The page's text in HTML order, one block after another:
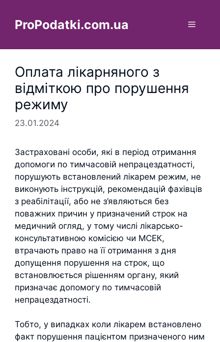
вмістуProPodatki.com.ua Меню
Оплата лікарняного з
відміткою про порушення
режиму
23.01.2024
Застраховані особи, які в період отримання
допомоги по тимчасовій непрацездатності,
порушують встановлений лікарем режим, не
виконують інструкцій, рекомендацій фахівців
з реабілітації, або не з’являються без
поважних причин у призначений строк на
медичний огляд, у тому числі лікарсько-
консультативною комісією чи МСЕК,
втрачають право на її отримання з дня
допущення порушення на строк, що
встановлюється рішенням органу, який
призначає допомогу по тимчасовій
непрацездатності.
Тобто, у випадках коли лікарем встановлено
факт порушення пацієнтом призначеного ним